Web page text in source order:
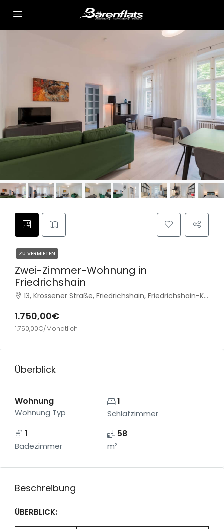
ZU VERMIETEN
Zwei-Zimmer-Wohnung in
Friedrichshain
13, Krossener Straße, Friedrichshain, Friedrichshain-Kreuzberg, Berlin, 10245, Deutschland
1.750,00€
1.750,00€/Monatlich
Überblick
Wohnung
Wohnung Typ
1
Schlafzimmer
1
Badezimmer
58
m²
Beschreibung
ÜBERBLICK: